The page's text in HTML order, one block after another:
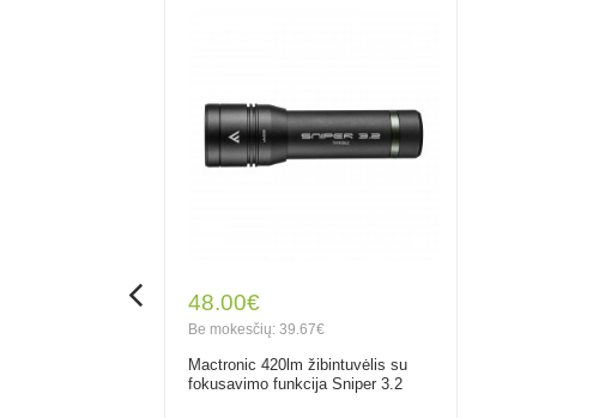
48.00€
Be mokesčių: 39.67€
Mactronic 420lm žibintuvėlis su
fokusavimo funkcija Sniper 3.2